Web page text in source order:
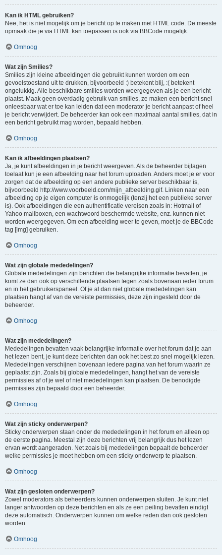
Kan ik HTML gebruiken?
Nee, het is niet mogelijk om je bericht op te maken met HTML code. De meeste
opmaak die je via HTML kan toepassen is ook via BBCode mogelijk.
Omhoog
Wat zijn Smilies?
Smilies zijn kleine afbeeldingen die gebruikt kunnen worden om een
gevoelstoestand uit te drukken, bijvoorbeeld :) betekent blij, :( betekent
ongelukkig. Alle beschikbare smilies worden weergegeven als je een bericht
plaatst. Maak geen overdadig gebruik van smilies, ze maken een bericht snel
onleesbaar wat er toe kan leiden dat een moderator je bericht aanpast of heel
je bericht verwijdert. De beheerder kan ook een maximaal aantal smilies, dat in
een bericht gebruikt mag worden, bepaald hebben.
Omhoog
Kan ik afbeeldingen plaatsen?
Ja, je kunt afbeeldingen in je bericht weergeven. Als de beheerder bijlagen
toelaat kun je een afbeelding naar het forum uploaden. Anders moet je er voor
zorgen dat de afbeelding op een andere publieke server beschikbaar is,
bijvoorbeeld http://www.voorbeeld.com/mijn_afbeelding.gif. Linken naar een
afbeelding op je eigen computer is onmogelijk (tenzij het een publieke server
is). Ook afbeeldingen die een authentificatie vereisen zoals in: Hotmail of
Yahoo mailboxen, een wachtwoord beschermde website, enz. kunnen niet
worden weergegeven. Om een afbeelding weer te geven, moet je de BBCode
tag [img] gebruiken.
Omhoog
Wat zijn globale mededelingen?
Globale mededelingen zijn berichten die belangrijke informatie bevatten, je
komt ze dan ook op verschillende plaatsen tegen zoals bovenaan ieder forum
en in het gebruikerspaneel. Of je al dan niet globale mededelingen kan
plaatsen hangt af van de vereiste permissies, deze zijn ingesteld door de
beheerder.
Omhoog
Wat zijn mededelingen?
Mededelingen bevatten vaak belangrijke informatie over het forum dat je aan
het lezen bent, je kunt deze berichten dan ook het best zo snel mogelijk lezen.
Mededelingen verschijnen bovenaan iedere pagina van het forum waarin ze
geplaatst zijn. Zoals bij globale mededelingen, hangt het van de vereiste
permissies af of je wel of niet mededelingen kan plaatsen. De benodigde
permissies zijn bepaald door een beheerder.
Omhoog
Wat zijn sticky onderwerpen?
Sticky onderwerpen staan onder de mededelingen in het forum en alleen op
de eerste pagina. Meestal zijn deze berichten vrij belangrijk dus het lezen
ervan wordt aangeraden. Net zoals bij mededelingen bepaalt de beheerder
welke permissies je moet hebben om een sticky onderwerp te plaatsen.
Omhoog
Wat zijn gesloten onderwerpen?
Zowel moderators als beheerders kunnen onderwerpen sluiten. Je kunt niet
langer antwoorden op deze berichten en als ze een peiling bevatten eindigt
deze automatisch. Onderwerpen kunnen om welke reden dan ook gesloten
worden.
Omhoog